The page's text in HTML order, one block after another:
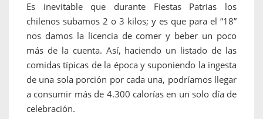
Es inevitable que durante Fiestas Patrias los
chilenos subamos 2 o 3 kilos; y es que para el “18”
nos damos la licencia de comer y beber un poco
más de la cuenta. Así, haciendo un listado de las
comidas típicas de la época y suponiendo la ingesta
de una sola porción por cada una, podríamos llegar
a consumir más de 4.300 calorías en un solo día de
celebración.